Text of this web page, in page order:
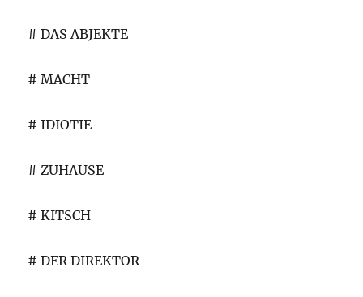
# DAS ABJEKTE
# MACHT
# IDIOTIE
# ZUHAUSE
# KITSCH
# DER DIREKTOR